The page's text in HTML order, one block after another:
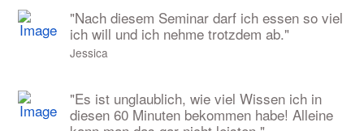
"Nach diesem Seminar darf ich essen so viel
ich will und ich nehme trotzdem ab."
Jessica
"Es ist unglaublich, wie viel Wissen ich in
diesen 60 Minuten bekommen habe! Alleine